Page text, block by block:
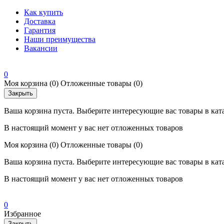
Как купить
Доставка
Гарантия
Наши преимущества
Вакансии
0
Моя корзина (0) Отложенные товары (0)
Закрыть
Ваша корзина пуста. Выберите интересующие вас товары в
В настоящий момент у вас нет отложенных товаров
Моя корзина (0) Отложенные товары (0)
Ваша корзина пуста. Выберите интересующие вас товары в
В настоящий момент у вас нет отложенных товаров
0
Избранное